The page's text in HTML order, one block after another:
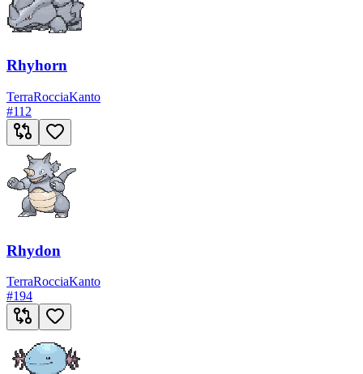
Rhyhorn
TerraRocciaKanto
#112
Rhydon
TerraRocciaKanto
#194